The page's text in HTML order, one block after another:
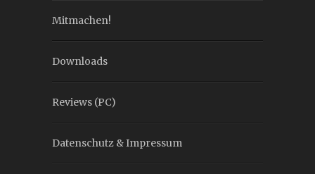
Mitmachen!
Downloads
Reviews (PC)
Datenschutz & Impressum